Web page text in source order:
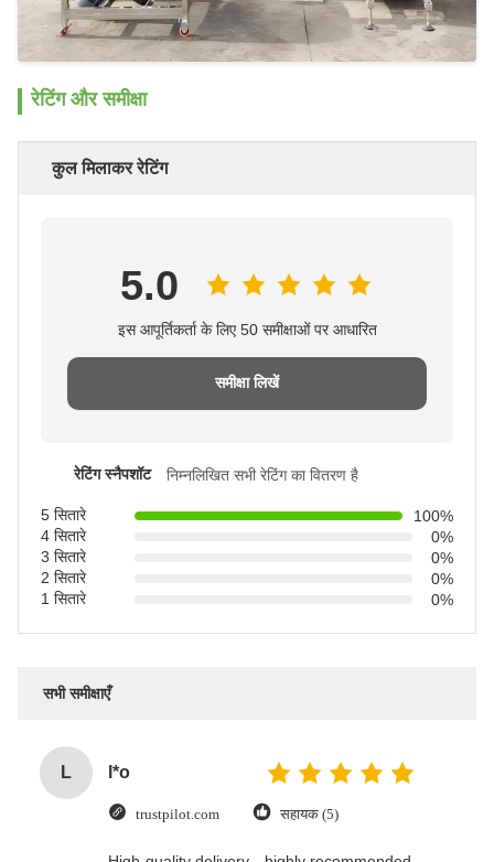
रेटिंग और समीक्षा
कुल मिलाकर रेटिंग
5.0
इस आपूर्तिकर्ता के लिए 50 समीक्षाओं पर आधारित
समीक्षा लिखें
रेटिंग स्नैपशॉट निम्नलिखित सभी रेटिंग का वितरण है
5 सितारे
100%
4 सितारे
0%
3 सितारे
0%
2 सितारे
0%
1 सितारे
0%
सभी समीक्षाएँ
L l*o
trustpilot.com सहायक (5)